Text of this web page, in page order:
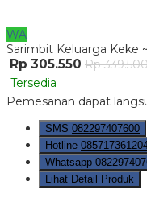
WA
Sarimbit Keluarga Keke
Rp 305.550 Rp
Tersedia
Pemesanan dapat
SMS 082297407600
Hotline
Whatsapp
Lihat Detail Produk